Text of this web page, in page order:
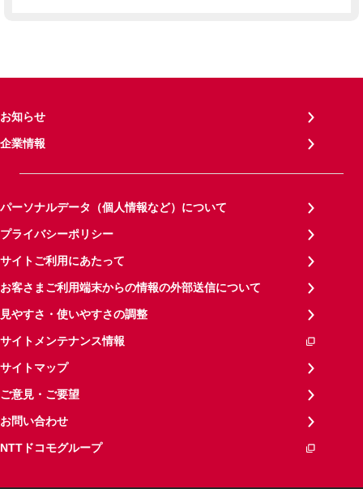
お知らせ
企業情報
パーソナルデータ（個人情報など）について
プライバシーポリシー
サイトご利用にあたって
お客さまご利用端末からの情報の外部送信について
見やすさ・使いやすさの調整
サイトメンテナンス情報
サイトマップ
ご意見・ご要望
お問い合わせ
NTTドコモグループ